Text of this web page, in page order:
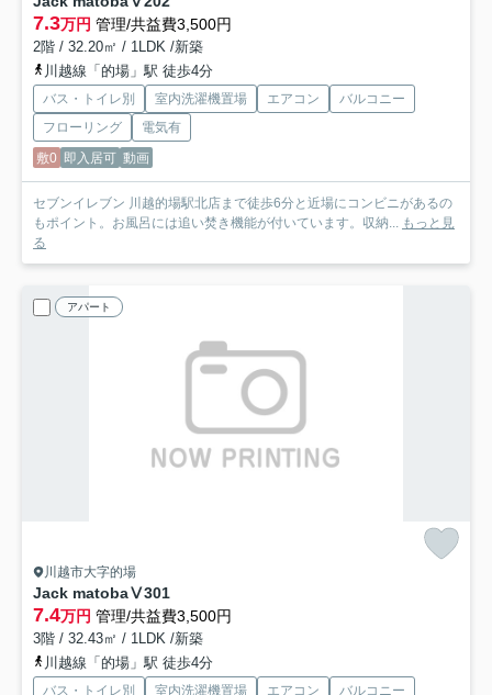
7.3万円 管理/共益費3,500円
2階 / 32.20㎡ / 1LDK /新築
川越線「的場」駅 徒歩4分
バス・トイレ別 室内洗濯機置場 エアコン
バルコニー
フローリング
電気有
敷0 即入居可 動画
セブンイレブン 川越的場駅北店まで徒歩6分と近場にコンビニがあるの
もポイント。お風呂には追い焚き機能が付いています。収納... もっと見
る
アパート
川越市大字的場
Jack matobaⅤ301
7.4万円 管理/共益費3,500円
3階 / 32.43㎡ / 1LDK /新築
川越線「的場」駅 徒歩4分
バス・トイレ別 室内洗濯機置場 エアコン バルコニー